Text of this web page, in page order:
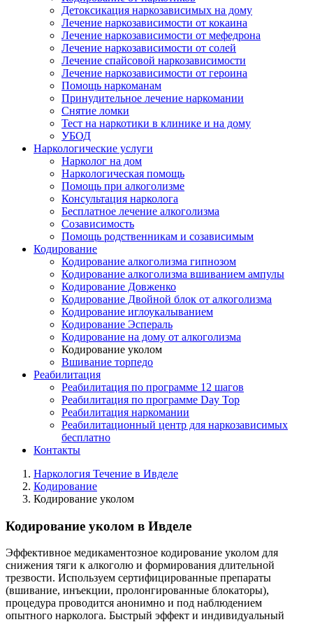
Детоксикация наркозависимых на дому
Лечение наркозависимости от кокаина
Лечение наркозависимости от мефедрона
Лечение наркозависимости от солей
Лечение спайсовой наркозависимости
Лечение наркозависимости от героина
Помощь наркоманам
Принудительное лечение наркомании
Снятие ломки
Тест на наркотики в клинике и на дому
УБОД
Наркологические услуги
Нарколог на дом
Наркологическая помощь
Помощь при алкоголизме
Консультация нарколога
Бесплатное лечение алкоголизма
Созависимость
Помощь родственникам и созависимым
Кодирование
Кодирование алкоголизма гипнозом
Кодирование алкоголизма вшиванием ампулы
Кодирование Довженко
Кодирование Двойной блок от алкоголизма
Кодирование иглоукалыванием
Кодирование Эспераль
Кодирование на дому от алкоголизма
Кодирование уколом
Вшивание торпедо
Реабилитация
Реабилитация по программе 12 шагов
Реабилитация по программе Day Top
Реабилитация наркомании
Реабилитационный центр для наркозависимых
бесплатно
Контакты
Наркология Течение в Ивделе
Кодирование
Кодирование уколом
Кодирование уколом в Ивделе
Эффективное медикаментозное кодирование уколом для
снижения тяги к алкоголю и формирования длительной
трезвости. Используем сертифицированные препараты
(вшивание, инъекции, пролонгированные блокаторы),
процедура проводится анонимно и под наблюдением
опытного нарколога. Быстрый эффект и индивидуальный